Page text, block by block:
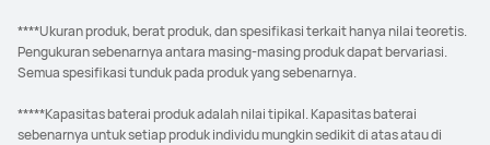
****Ukuran produk, berat produk, dan spesifikasi terkait hanya nilai teoretis.
Pengukuran sebenarnya antara masing-masing produk dapat bervariasi.
Semua spesifikasi tunduk pada produk yang sebenarnya.
*****Kapasitas baterai produk adalah nilai tipikal. Kapasitas baterai
sebenarnya untuk setiap produk individu mungkin sedikit di atas atau di